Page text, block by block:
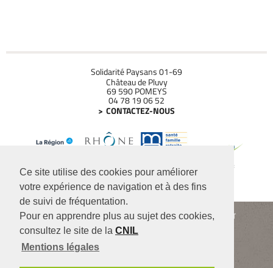
Ce site utilise des cookies pour améliorer
votre expérience de navigation et à des fins
de suivi de fréquentation.
Pour en apprendre plus au sujet des cookies,
consultez le site de la CNIL
Mentions légales
Solidarité Paysans 01-69
Château de Pluvy
69 590 POMEYS
04 78 19 06 52
CONTACTEZ-NOUS
Siège de l'association : 104 rue Robespierre - 93 170 BAGNOLET
06 41 05 43 01 (le lundi, mardi, jeudi, vendredi)
Contact